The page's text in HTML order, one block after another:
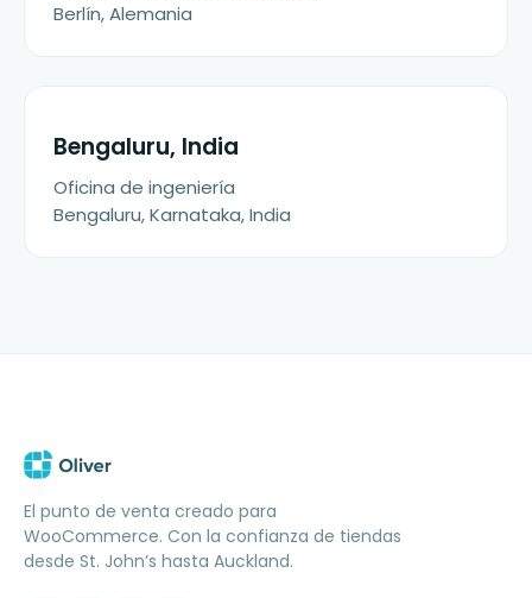
Berlín, Alemania
Bengaluru, India
Oficina de ingeniería
Bengaluru, Karnataka, India
El punto de venta creado para
WooCommerce. Con la confianza de tiendas
desde St. John’s hasta Auckland.